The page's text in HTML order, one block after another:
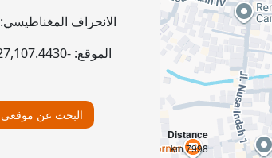
Distance
7998 km
الانحراف المغناطيسي:
الموقع: -6.5427
,107.4430
البحث عن موقعي